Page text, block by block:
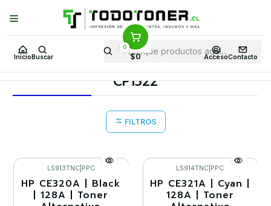
Inicio Buscar
0
$0 AccesoContacto
Puedes Elegir: Comprar enTienda· Despachoa Todo Chile · Retiro en
Tienda en24 Horas
Inicio Toner y tambor Toner Alternativo HP Equipos HP
CP1522
CP1522
FILTROS
-30%
Agotado
LS913TNC| PPC
HP CE320A | Black
| 128A | Toner
-30%
Agotado
LS914TNC PPC
HP CE321A | Cyan |
128A | Toner